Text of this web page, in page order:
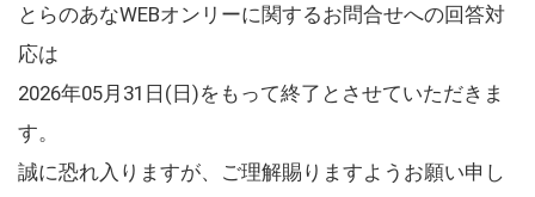
とらのあなWEBオンリーに関するお問合せへの回答対
応は
2026年05月31日(日)をもって終了とさせていただきま
す。
誠に恐れ入りますが、ご理解賜りますようお願い申し